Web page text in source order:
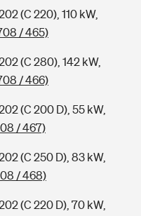
(C 220), 110 kW,
/ 465)
(C 280), 142 kW,
/ 466)
(C 200 D), 55 kW,
/ 467)
(C 250 D), 83 kW,
/ 468)
(C 220 D), 70 kW,